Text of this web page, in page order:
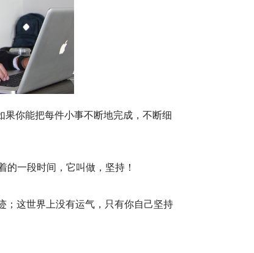
你能把每件小事不断地完成，不断细
一段时间，它叫做，坚持！
；这世界上没有运气，只有你自己坚持